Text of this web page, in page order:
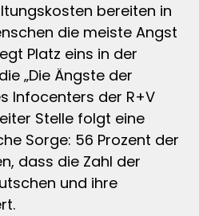
bereiten in
die meiste Angst
Platz eins in der
„Die Ängste der
Infocenters der R+V
Stelle folgt eine
Sorge: 56 Prozent der
dass die Zahl der
und ihre